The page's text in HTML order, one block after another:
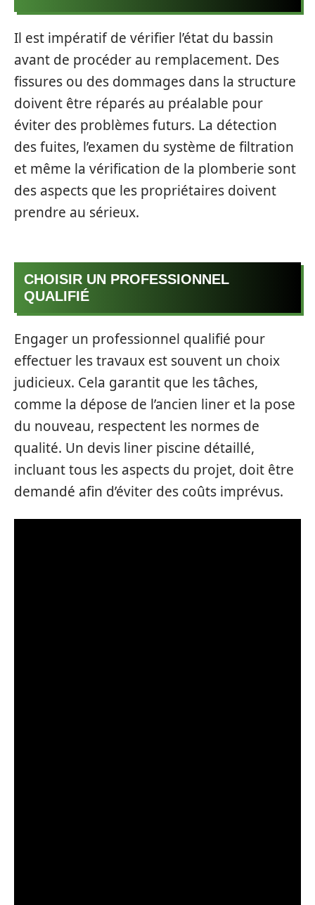
Il est impératif de vérifier l’état du bassin
avant de procéder au remplacement. Des
fissures ou des dommages dans la structure
doivent être réparés au préalable pour
éviter des problèmes futurs. La détection
des fuites, l’examen du système de filtration
et même la vérification de la plomberie sont
des aspects que les propriétaires doivent
prendre au sérieux.
CHOISIR UN PROFESSIONNEL
QUALIFIÉ
Engager un professionnel qualifié pour
effectuer les travaux est souvent un choix
judicieux. Cela garantit que les tâches,
comme la dépose de l’ancien liner et la pose
du nouveau, respectent les normes de
qualité. Un devis liner piscine détaillé,
incluant tous les aspects du projet, doit être
demandé afin d’éviter des coûts imprévus.